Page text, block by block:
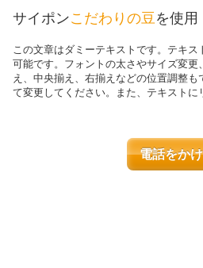
サイポンこだわりの豆を使用
この文章はダミーテキストです。テキ
可能です。フォントの太さやサイズ変
え、中央揃え、右揃えなどの位置調整
て変更してください。また、テキストに
電話をか